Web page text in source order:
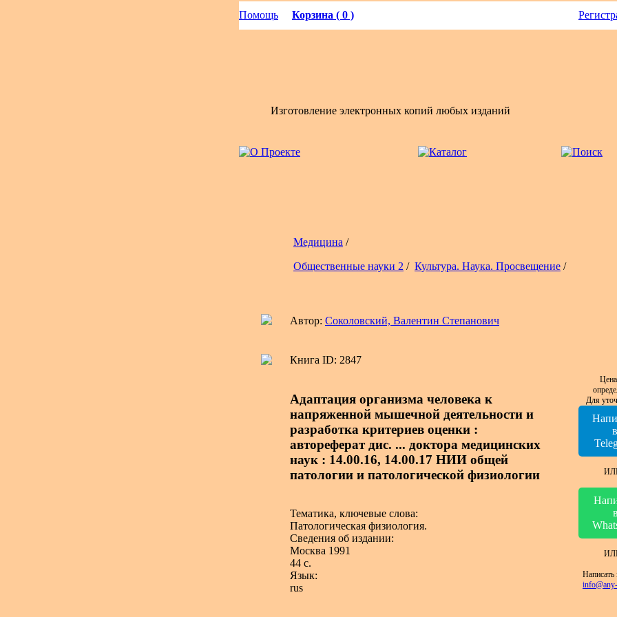
Помощь Корзина ( 0 )
Изготовление электронных копий любых изданий
Медицина /
Общественные науки 2 / Культура. Наука. Просвещение /
Автор: Соколовский, Валентин Степанович
Книга ID: 2847
Адаптация организма человека к
напряженной мышечной деятельности и
разработка критериев оценки :
автореферат дис. ... доктора медицинских
наук : 14.00.16, 14.00.17 НИИ общей
патологии и патологической физиологии
Тематика, ключевые слова:
Патологическая физиология.
Сведения об издании:
Москва 1991
44 с.
Язык:
rus
Для
в
в
Написать